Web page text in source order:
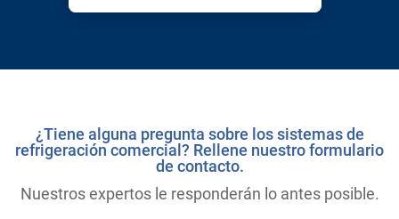
¿Tiene alguna pregunta sobre los sistemas de
refrigeración comercial? Rellene nuestro formulario
de contacto.
Nuestros expertos le responderán lo antes posible.